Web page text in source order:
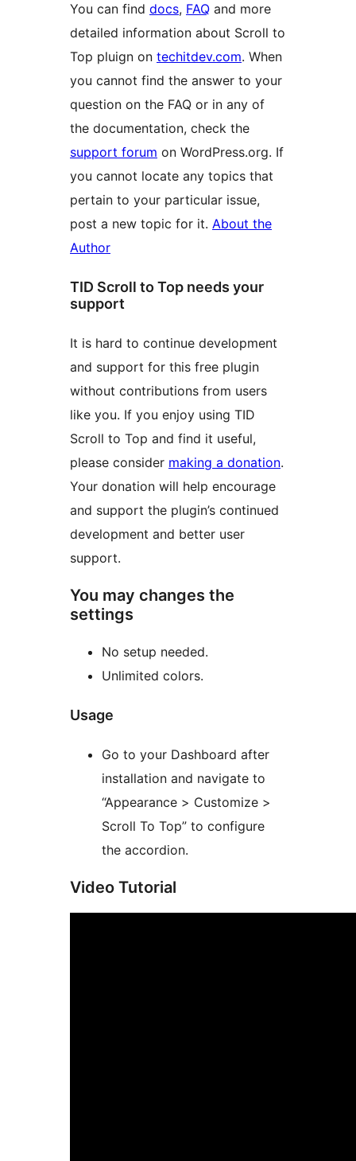
You can find docs, FAQ and more
detailed information about Scroll to
Top pluign on techitdev.com. When
you cannot find the answer to your
question on the FAQ or in any of
the documentation, check the
support forum on WordPress.org. If
you cannot locate any topics that
pertain to your particular issue,
post a new topic for it. About the
Author
TID Scroll to Top needs your
support
It is hard to continue development
and support for this free plugin
without contributions from users
like you. If you enjoy using TID
Scroll to Top and find it useful,
please consider making a donation.
Your donation will help encourage
and support the plugin’s continued
development and better user
support.
You may changes the
settings
No setup needed.
Unlimited colors.
Usage
Go to your Dashboard after
installation and navigate to
“Appearance > Customize >
Scroll To Top” to configure
the accordion.
Video Tutorial